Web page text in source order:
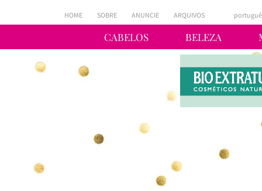
CABELOS BELEZA
HOME SOBRE ANUNCIE ARQUIVOS